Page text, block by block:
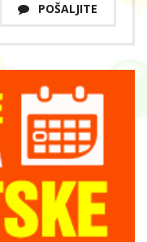
POŠALJITE